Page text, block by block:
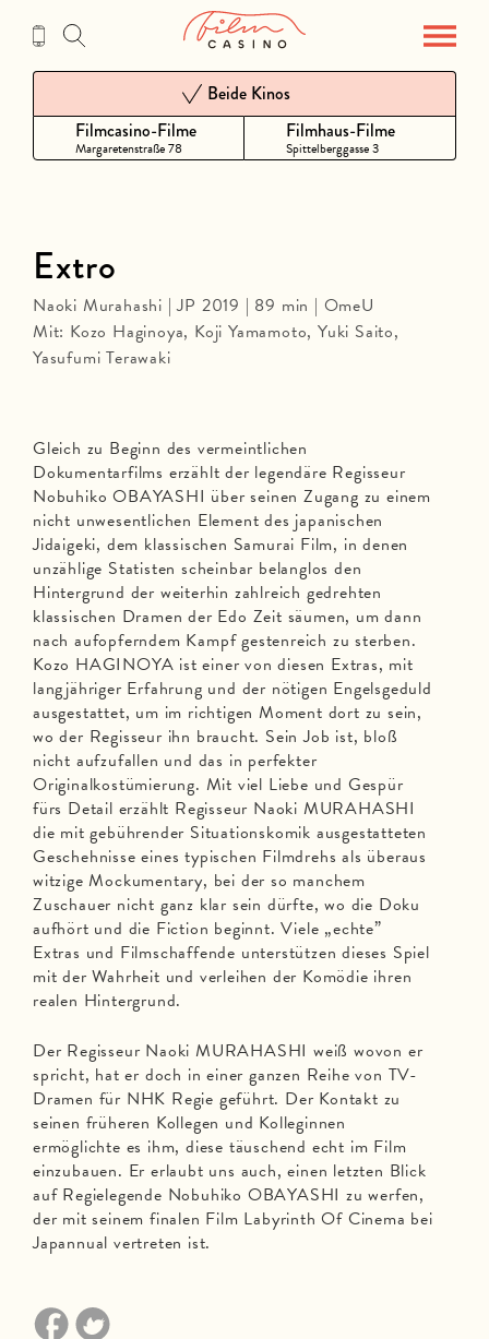
Inhalt
Filmcasino-Filme
Margaretenstraße 78
Beide Kinos
Filmhaus-Filme
Spittelberggasse 3
Gleich zu Beginn des vermeintlichen
Dokumentarfilms erzählt der legendäre Regisseur
Nobuhiko OBAYASHI über seinen Zugang zu einem
nicht unwesentlichen Element des japanischen
Jidaigeki, dem klassischen Samurai Film, in denen
unzählige Statisten scheinbar belanglos den
Hintergrund der weiterhin zahlreich gedrehten
klassischen Dramen der Edo Zeit säumen, um dann
nach aufopferndem Kampf gestenreich zu sterben.
Kozo HAGINOYA ist einer von diesen Extras, mit
langjähriger Erfahrung und der nötigen Engelsgeduld
ausgestattet, um im richtigen Moment dort zu sein,
wo der Regisseur ihn braucht. Sein Job ist, bloß
nicht aufzufallen und das in perfekter
Originalkostümierung. Mit viel Liebe und Gespür
fürs Detail erzählt Regisseur Naoki MURAHASHI
die mit gebührender Situationskomik ausgestatteten
Geschehnisse eines typischen Filmdrehs als überaus
witzige Mockumentary, bei der so manchem
Zuschauer nicht ganz klar sein dürfte, wo die Doku
aufhört und die Fiction beginnt. Viele „echte”
Extras und Filmschaffende unterstützen dieses Spiel
mit der Wahrheit und verleihen der Komödie ihren
realen Hintergrund.
Der Regisseur Naoki MURAHASHI weiß wovon er
spricht, hat er doch in einer ganzen Reihe von TV-
Dramen für NHK Regie geführt. Der Kontakt zu
seinen früheren Kollegen und Kolleginnen
ermöglichte es ihm, diese täuschend echt im Film
einzubauen. Er erlaubt uns auch, einen letzten Blick
auf Regielegende Nobuhiko OBAYASHI zu werfen,
der mit seinem finalen Film Labyrinth Of Cinema bei
Japannual vertreten ist.
Extro
Naoki Murahashi | JP 2019 | 89 min | OmeU
Mit: Kozo Haginoya, Koji Yamamoto, Yuki Saito,
Yasufumi Terawaki